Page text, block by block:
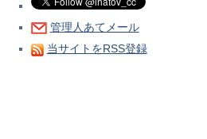
管理人あてメール
当サイトをRSS登録